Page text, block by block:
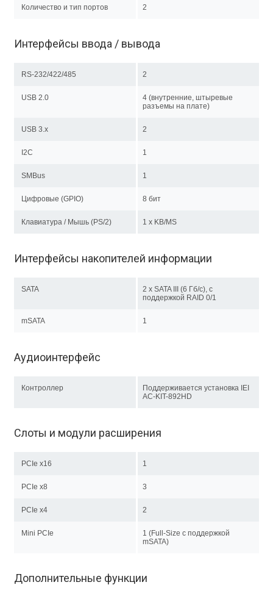
Количество и тип портов 2
Интерфейсы ввода / вывода
RS-232/422/485 2
USB 2.0
4 (внутренние, штыревые
разъемы на плате)
USB 3.x 2
I2C 1
SMBus 1
Цифровые (GPIO) 8 бит
Клавиатура / Мышь (PS/2) 1 x KB/MS
Интерфейсы накопителей информации
SATA
2 x SATA III (6 Гб/с), с
поддержкой RAID 0/1
mSATA 1
Аудиоинтерфейс
Контроллер
Поддерживается установка IEI
AC-KIT-892HD
Слоты и модули расширения
PCIe x16 1
PCIe x8 3
PCIe x4 2
Mini PCIe
1 (Full-Size c поддержкой
mSATA)
Дополнительные функции